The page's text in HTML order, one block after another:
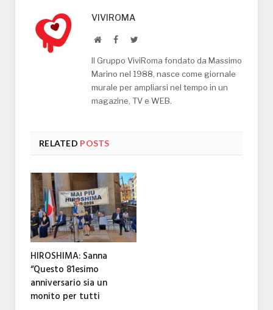
VIVIROMA
WebsiteFacebookTwitter
Il Gruppo ViviRoma fondato da Massimo
Marino nel 1988, nasce come giornale
murale per ampliarsi nel tempo in un
magazine, TV e WEB.
RELATED POSTS
HIROSHIMA: Sanna
“Questo 81esimo
anniversario sia un
monito per tutti